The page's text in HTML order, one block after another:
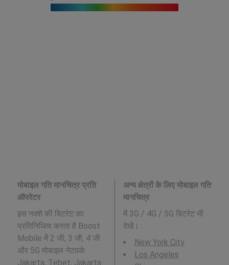
मोबाइल गति मानचित्र प्रति
ऑपरेटर
इस नक्शे की बिटरेट का
प्रतिनिधित्व करता है Boost
Mobile में 2 जी, 3 जी, 4 जी
और 5G मोबाइल नेटवर्क
Jakarta, Tebet, Jakarta
अन्य क्षेत्रों के लिए मोबाइल गति
मानचित्र
में 3G / 4G / 5G बिटरेट भी
देखें। :
New York City
Los Angeles